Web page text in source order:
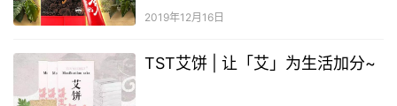
2019年12月16日
TST艾饼 | 让「艾」为生活加分~